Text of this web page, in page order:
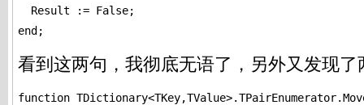
  Result := False;
end;
看到这两句，我彻底无语了，另外又发现
function